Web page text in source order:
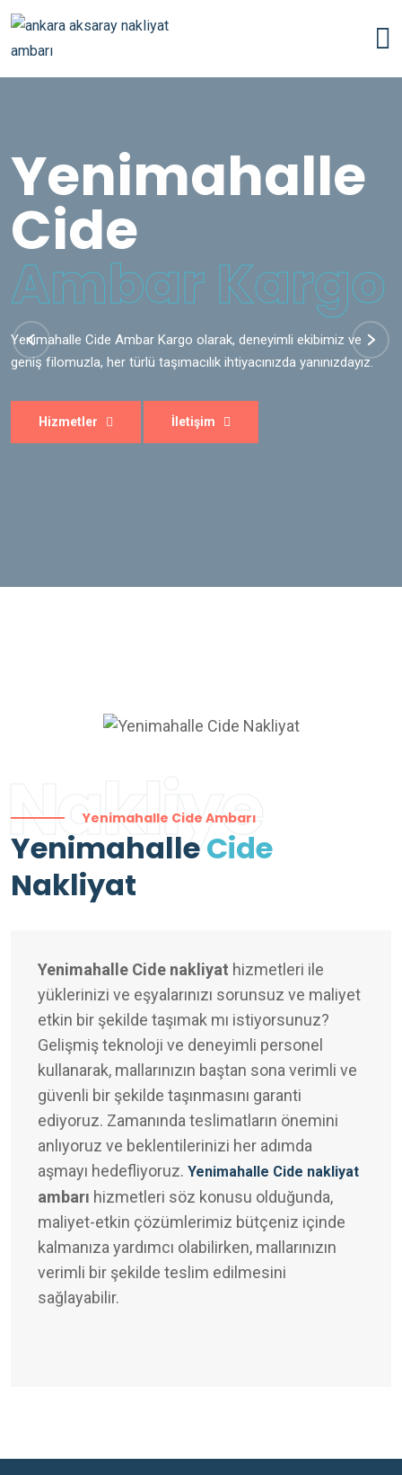
Nakliye
Yenimahalle Cide Ambarı
YenimahalleCide
Nakliyat
Yenimahalle Cide nakliyat hizmetleri ile
yüklerinizi ve eşyalarınızı sorunsuz ve maliyet
etkin bir şekilde taşımak mı istiyorsunuz?
Gelişmiş teknoloji ve deneyimli personel
kullanarak, mallarınızın baştan sona verimli ve
güvenli bir şekilde taşınmasını garanti
ediyoruz. Zamanında teslimatların önemini
anlıyoruz ve beklentilerinizi her adımda
aşmayı hedefliyoruz. Yenimahalle Cide nakliyat
ambarı hizmetleri söz konusu olduğunda,
maliyet-etkin çözümlerimiz bütçeniz içinde
kalmanıza yardımcı olabilirken, mallarınızın
verimli bir şekilde teslim edilmesini
sağlayabilir.